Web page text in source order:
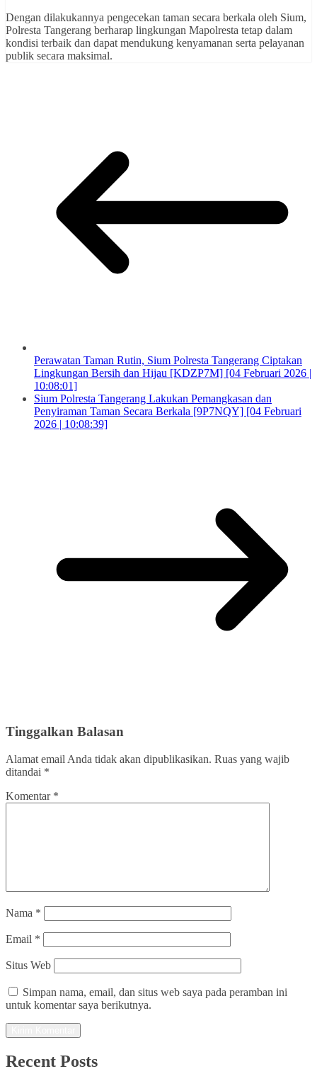
Dengan dilakukannya pengecekan taman secara berkala oleh Sium,
Polresta Tangerang berharap lingkungan Mapolresta tetap dalam
kondisi terbaik dan dapat mendukung kenyamanan serta pelayanan
publik secara maksimal.
Perawatan Taman Rutin, Sium Polresta Tangerang Ciptakan
Lingkungan Bersih dan Hijau [KDZP7M] [04 Februari 2026 |
10:08:01]
Sium Polresta Tangerang Lakukan Pemangkasan dan
Penyiraman Taman Secara Berkala [9P7NQY] [04 Februari
2026 | 10:08:39]
Tinggalkan Balasan
Alamat email Anda tidak akan dipublikasikan. Ruas yang wajib
ditandai *
Komentar *
Nama *
Email *
Situs Web
Simpan nama, email, dan situs web saya pada peramban ini
untuk komentar saya berikutnya.
Recent Posts